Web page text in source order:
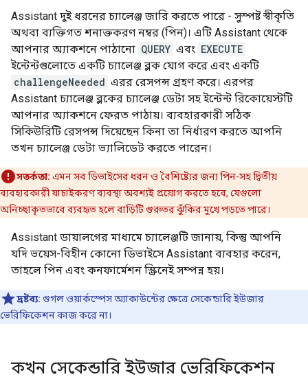
Assistant দুই ধরনের চ্যালেঞ্জ জারি করতে পারে - সুস্পষ্ট স্বীকৃতি
অথবা ব্যক্তিগত শনাক্তকরণ নম্বর (পিন)। এটি Assistant থেকে
আপনার অ্যাকশনে পাঠানো QUERY এবং EXECUTE
ইন্টেন্টগুলোতে একটি চ্যালেঞ্জ ব্লক যোগ করে এবং একটি
challengeNeeded এরর রেসপন্স গ্রহণ করে। এরপর
Assistant চ্যালেঞ্জ ব্লকের চ্যালেঞ্জ ডেটা সহ ইন্টেন্ট রিকোয়েস্টটি
আপনার অ্যাকশনে ফেরত পাঠায়। ব্যবহারকারী সঠিক
সিকিউরিটি রেসপন্স দিয়েছেন কিনা তা নির্ধারণ করতে আপনি
তখন চ্যালেঞ্জ ডেটা ভ্যালিডেট করতে পারেন।
সতর্কতা: এমন সব ডিভাইসের ধরন ও বৈশিষ্ট্যের জন্য পিন-সহ দ্বিতীয়
ব্যবহারকারী যাচাইকরণ ব্যবস্থা অবশ্যই প্রয়োগ করতে হবে, যেগুলো
অনিচ্ছাকৃতভাবে ব্যবহৃত হলে বাড়িটি গুরুতর ঝুঁকির মুখে পড়তে পারে।
Assistant ডায়ালগের মাধ্যমে চ্যালেঞ্জটি জানায়, কিন্তু আপনি
যদি ভয়েস-বিহীন কোনো ডিভাইসে Assistant ব্যবহার করেন,
তাহলে পিন এবং কনফার্মেশন স্ক্রিনেই সম্পন্ন হয়।
দ্রষ্টব্য: গুগল ওয়ার্কস্পেস অ্যাকাউন্টের ক্ষেত্রে সেকেন্ডারি ইউজার
ভেরিফিকেশন কাজ করে না।
কখন সেকেন্ডারি ইউজার ভেরিফিকেশন